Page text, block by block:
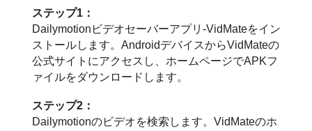
ステップ1：
Dailymotionビデオセーバーアプリ-VidMateをイン
ストールします。AndroidデバイスからVidMateの
公式サイトにアクセスし、ホームページでAPKフ
ァイルをダウンロードします。
ステップ2：
Dailymotionのビデオを検索します。VidMateのホ